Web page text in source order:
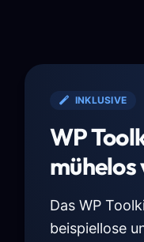
INKLUSIVE
WP
Das WP
beispiellose